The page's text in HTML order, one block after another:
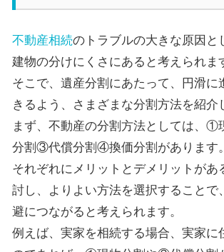
不動産相続のトラブルの大きな原因と
建物の分けにくさにあると考えられま
そこで、遺産分割にあたって、円滑に
きるよう、さまざまな分割方法を紹介
まず、不動産の分割方法としては、
分割③代償分割④換価分割があります。
それぞれにメリットとデメリットがあ
討し、よりよい方法を選択することで
避につながると考えられます。
例えば、実家を相続する場合、実家に